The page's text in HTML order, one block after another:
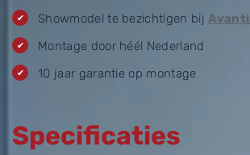
Showmodel te bezichtigen bijAvanti
Montage door héél Nederland
10 jaar garantie op montage
Specificaties